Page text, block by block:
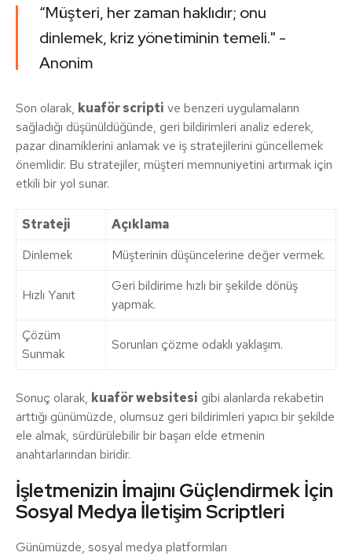
“Müşteri, her zaman haklıdır; onu
dinlemek, kriz yönetiminin temeli." -
Anonim
Son olarak, kuaför scripti ve benzeri uygulamaların
sağladığı düşünüldüğünde, geri bildirimleri analiz ederek,
pazar dinamiklerini anlamak ve iş stratejilerini güncellemek
önemlidir. Bu stratejiler, müşteri memnuniyetini artırmak için
etkili bir yol sunar.
Strateji
Açıklama
Dinlemek
Müşterinin düşüncelerine değer vermek.
Hızlı Yanıt
Geri bildirime hızlı bir şekilde dönüş
yapmak.
Çözüm
Sunmak
Sorunları çözme odaklı yaklaşım.
Sonuç olarak, kuaför websitesi gibi alanlarda rekabetin
arttığı günümüzde, olumsuz geri bildirimleri yapıcı bir şekilde
ele almak, sürdürülebilir bir başarı elde etmenin
anahtarlarından biridir.
İşletmenizin İmajını Güçlendirmek İçin
Sosyal Medya İletişim Scriptleri
Günümüzde, sosyal medya platformları